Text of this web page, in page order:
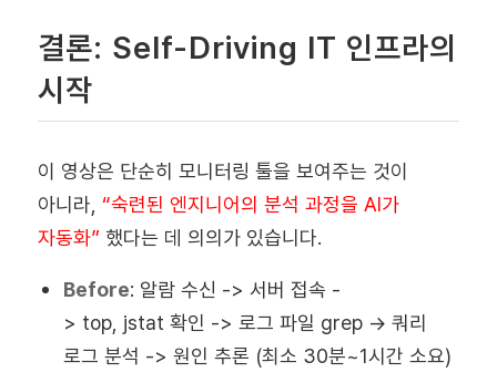
결론: Self-Driving IT 인프라의
시작
이 영상은 단순히 모니터링 툴을 보여주는 것이
아니라, “숙련된 엔지니어의 분석 과정을 AI가
자동화” 했다는 데 의의가 있습니다.
Before: 알람 수신 -> 서버 접속 -
> top, jstat 확인 -> 로그 파일 grep -> 쿼리
로그 분석 -> 원인 추론 (최소 30분~1시간 소요)